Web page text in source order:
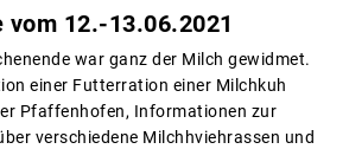
vom 12.-13.06.2021
war ganz der Milch gewidmet.
einer Futterration einer Milchkuh
Pfaffenhofen, Informationen zur
verschiedene Milchhviehrassen und